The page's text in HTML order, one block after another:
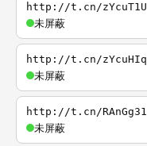
http://t.cn/zYcuT1U
未屏蔽
http://t.cn/zYcuHIq
未屏蔽
http://t.cn/RAnGg31
未屏蔽